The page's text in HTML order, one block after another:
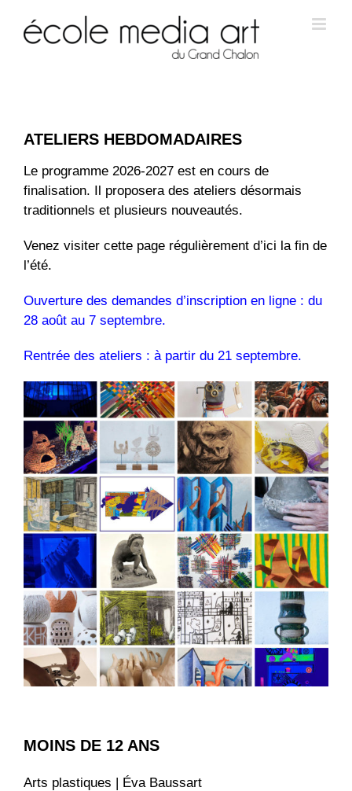
ATELIERS HEBDOMADAIRES
Le programme 2026-2027 est en cours de
finalisation. Il proposera des ateliers désormais
traditionnels et plusieurs nouveautés.
Venez visiter cette page régulièrement d’ici la fin de
l’été.
Ouverture des demandes d’inscription en ligne : du
28 août au 7 septembre.
Rentrée des ateliers : à partir du 21 septembre.
MOINS DE 12 ANS
Arts plastiques | Éva Baussart